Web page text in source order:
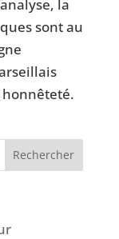
la
sont au